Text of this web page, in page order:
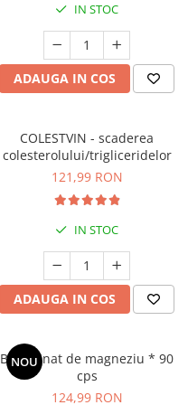
IN STOC
ADAUGA IN COS
COLESTVIN - scaderea
colesterolului/trigliceridelor
121,99 RON
IN STOC
ADAUGA IN COS
NOU
Bisglicinat de magneziu * 90
cps
124,99 RON